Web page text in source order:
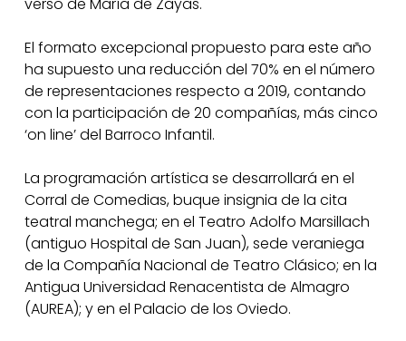
verso de María de Zayas.
El formato excepcional propuesto para este año
ha supuesto una reducción del 70% en el número
de representaciones respecto a 2019, contando
con la participación de 20 compañías, más cinco
‘on line’ del Barroco Infantil.
La programación artística se desarrollará en el
Corral de Comedias, buque insignia de la cita
teatral manchega; en el Teatro Adolfo Marsillach
(antiguo Hospital de San Juan), sede veraniega
de la Compañía Nacional de Teatro Clásico; en la
Antigua Universidad Renacentista de Almagro
(AUREA); y en el Palacio de los Oviedo.